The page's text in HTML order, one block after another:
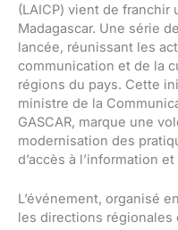
(LAICP) vient de franchir
Madagascar. Une série
lancée, réunissant les
communication et de la
régions du pays. Cette
ministre de la
GASCAR, marque une
modernisation des
d’accès à l’information
L’événement, organisé
les directions